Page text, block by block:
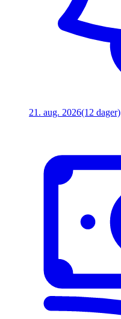
21. aug. 2026(12 dager)